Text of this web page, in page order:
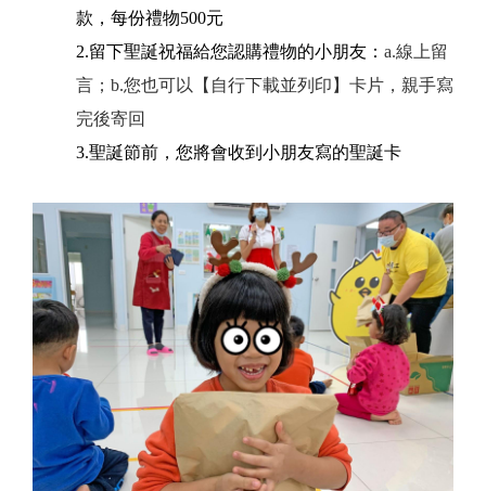
款，每份禮物500元
2.留下聖誕祝福給您認購禮物的小朋友： a.線上留
言； b.您也可以【自行下載並列印】卡片，親手寫
完後寄回
3.聖誕節前，您將會收到小朋友寫的聖誕卡